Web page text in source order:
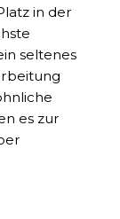
in der
seltenes
es zur